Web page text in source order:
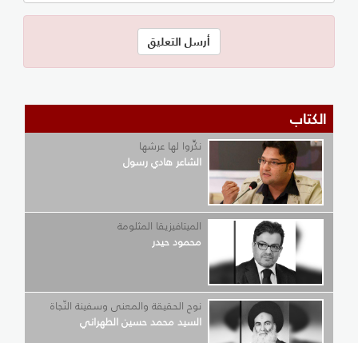
الكتاب
نكِّروا لها عرشها
الشاعر هادي رسول
الميتافيزيقا المثلومة
محمود حيدر
نوح الحقيقة والمعنى وسفينة النّجاة
السيد محمد حسين الطهراني